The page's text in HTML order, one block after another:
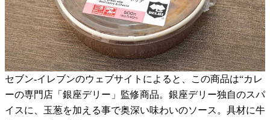
セブン-イレブンのウェブサイトによると、この商品は“カレ
ーの専門店「銀座デリー」監修商品。銀座デリー独自のスパ
イスに、玉葱を加える事で奥深い味わいのソース。具材に牛